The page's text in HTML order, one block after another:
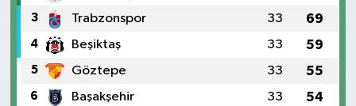
3 Trabzonspor 33 69
4 Beşiktaş 33 59
5 Göztepe 33 55
6 Başakşehir 33 54